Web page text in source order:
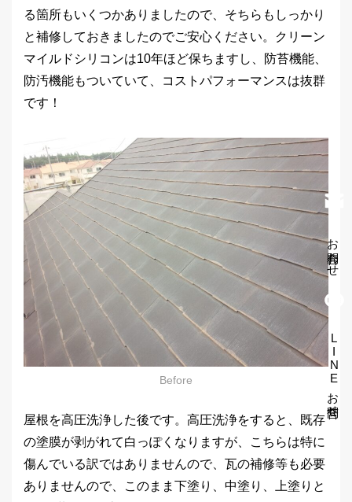
る箇所もいくつかありましたので、そちらもしっかり
と補修しておきましたのでご安心ください。クリーン
マイルドシリコンは10年ほど保ちますし、防苔機能、
防汚機能もついていて、コストパフォーマンスは抜群
です！
Before
屋根を高圧洗浄した後です。高圧洗浄をすると、既存
の塗膜が剥がれて白っぽくなりますが、こちらは特に
傷んでいる訳ではありませんので、瓦の補修等も必要
ありませんので、このまま下塗り、中塗り、上塗りと
お問合わせ
LINEお問合せ